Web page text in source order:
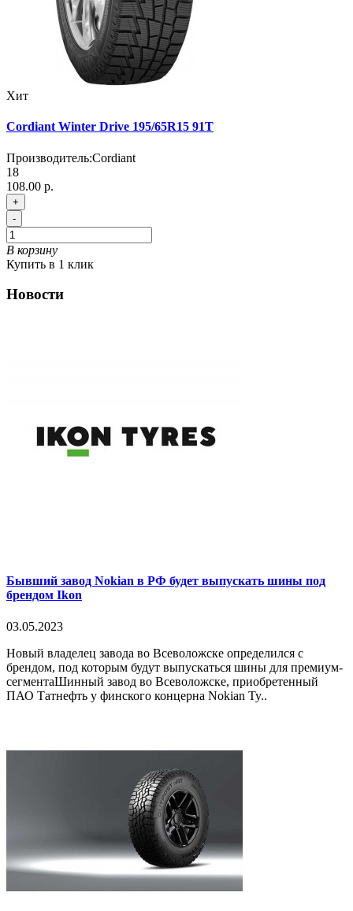
Хит
Cordiant Winter Drive 195/65R15 91T
Производитель:Cordiant
18
108.00 р.
+
-
В корзину
Купить в 1 клик
Новости
Бывший завод Nokian в РФ будет выпускать шины под
брендом Ikon
03.05.2023
Новый владелец завода во Всеволожске определился с
брендом, под которым будут выпускаться шины для премиум-
сегментаШинный завод во Всеволожске, приобретенный
ПАО Татнефть у финского концерна Nokian Ty..